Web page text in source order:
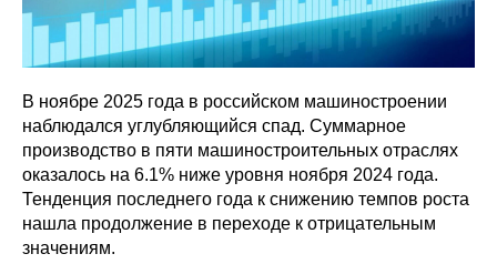
В ноябре 2025 года в российском машиностроении
наблюдался углубляющийся спад. Суммарное
производство в пяти машиностроительных отраслях
оказалось на 6.1% ниже уровня ноября 2024 года.
Тенденция последнего года к снижению темпов роста
нашла продолжение в переходе к отрицательным
значениям.